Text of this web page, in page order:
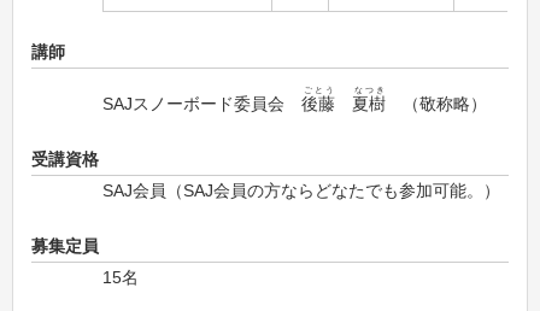
講師
SAJスノーボード委員会後藤
ごとう
夏樹
なつき
（敬称略）
受講資格
SAJ会員（SAJ会員の方ならどなたでも参加可能。）
募集定員
15名